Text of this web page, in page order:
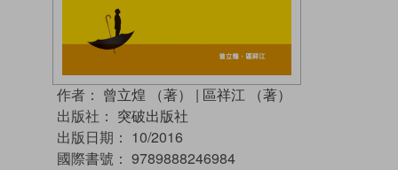
作者： 曾立煌 （著） | 區祥江 （著）
出版社： 突破出版社
出版日期： 10/2016
國際書號： 9789888246984